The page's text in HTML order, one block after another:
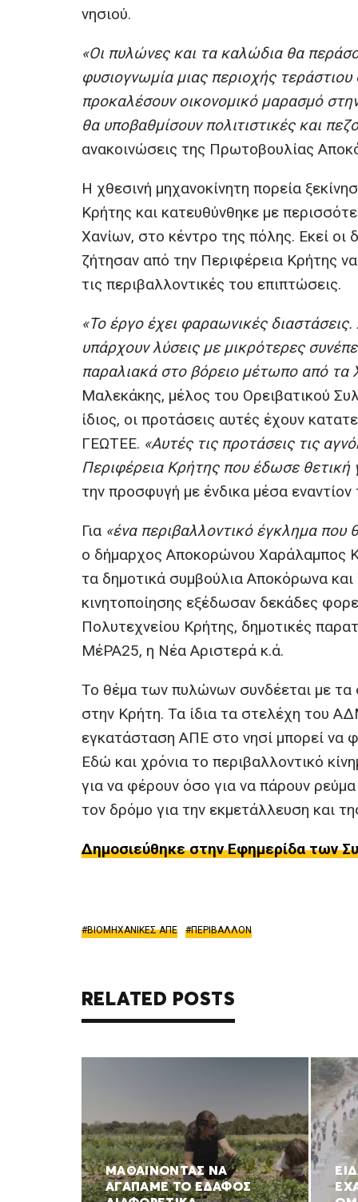
νησιού.
«Οι πυλώνες και τα καλώδια θα
φυσιογνωμία μιας περιοχής
προκαλέσουν οικονομικό μαρασμό
θα υποβαθμίσουν πολιτιστικές και
ανακοινώσεις της Πρωτοβουλίας
Η χθεσινή μηχανοκίνητη πορεία
Κρήτης και κατευθύνθηκε με
Χανίων, στο κέντρο της πόλης. Εκεί οι
ζήτησαν από την Περιφέρεια Κρήτης
τις περιβαλλοντικές του επιπτώσεις.
«Το έργο έχει φαραωνικές
υπάρχουν λύσεις με μικρότερες
παραλιακά στο βόρειο μέτωπο από τα
Μαλεκάκης, μέλος του Ορειβατικού
ίδιος, οι προτάσεις αυτές έχουν
ΓΕΩΤΕΕ. «Αυτές τις προτάσεις τις
Περιφέρεια Κρήτης που έδωσε θετική
την προσφυγή με ένδικα μέσα εναντίον
Για «ένα περιβαλλοντικό έγκλημα
ο δήμαρχος Αποκορώνου Χαράλαμπος
τα δημοτικά συμβούλια Αποκόρωνα
κινητοποίησης εξέδωσαν δεκάδες
Πολυτεχνείου Κρήτης, δημοτικές
ΜέΡΑ25, η Νέα Αριστερά κ.ά.
Το θέμα των πυλώνων συνδέεται με τα
στην Κρήτη. Τα ίδια τα στελέχη του
εγκατάσταση ΑΠΕ στο νησί μπορεί να
Εδώ και χρόνια το περιβαλλοντικό
για να φέρουν όσο για να πάρουν
τον δρόμο για την εκμετάλλευση και
Δημοσιεύθηκε στην Εφημερίδα των
ΒΙΟΜΗΧΑΝΙΚΕΣ ΑΠΕ ΠΕΡΙΒΑΛΛΟΝ
RELATED POSTS
ΜΑΘΑΙΝΟΝΤΑΣ ΝΑ
ΑΓΑΠΑΜΕ ΤΟ ΕΔΑΦΟΣ